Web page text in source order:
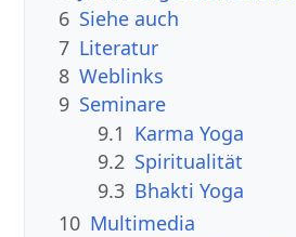
6 Siehe auch
7 Literatur
8 Weblinks
9 Seminare
9.1 Karma Yoga
9.2 Spiritualität
9.3 Bhakti Yoga
10 Multimedia